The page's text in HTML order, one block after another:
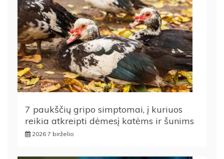
7 paukščių gripo simptomai, į kuriuos
reikia atkreipti dėmesį katėms ir šunims
2026 7 birželio